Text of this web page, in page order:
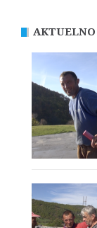
AKTUELNO